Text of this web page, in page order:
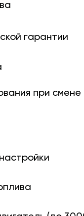
гарантии
при смене